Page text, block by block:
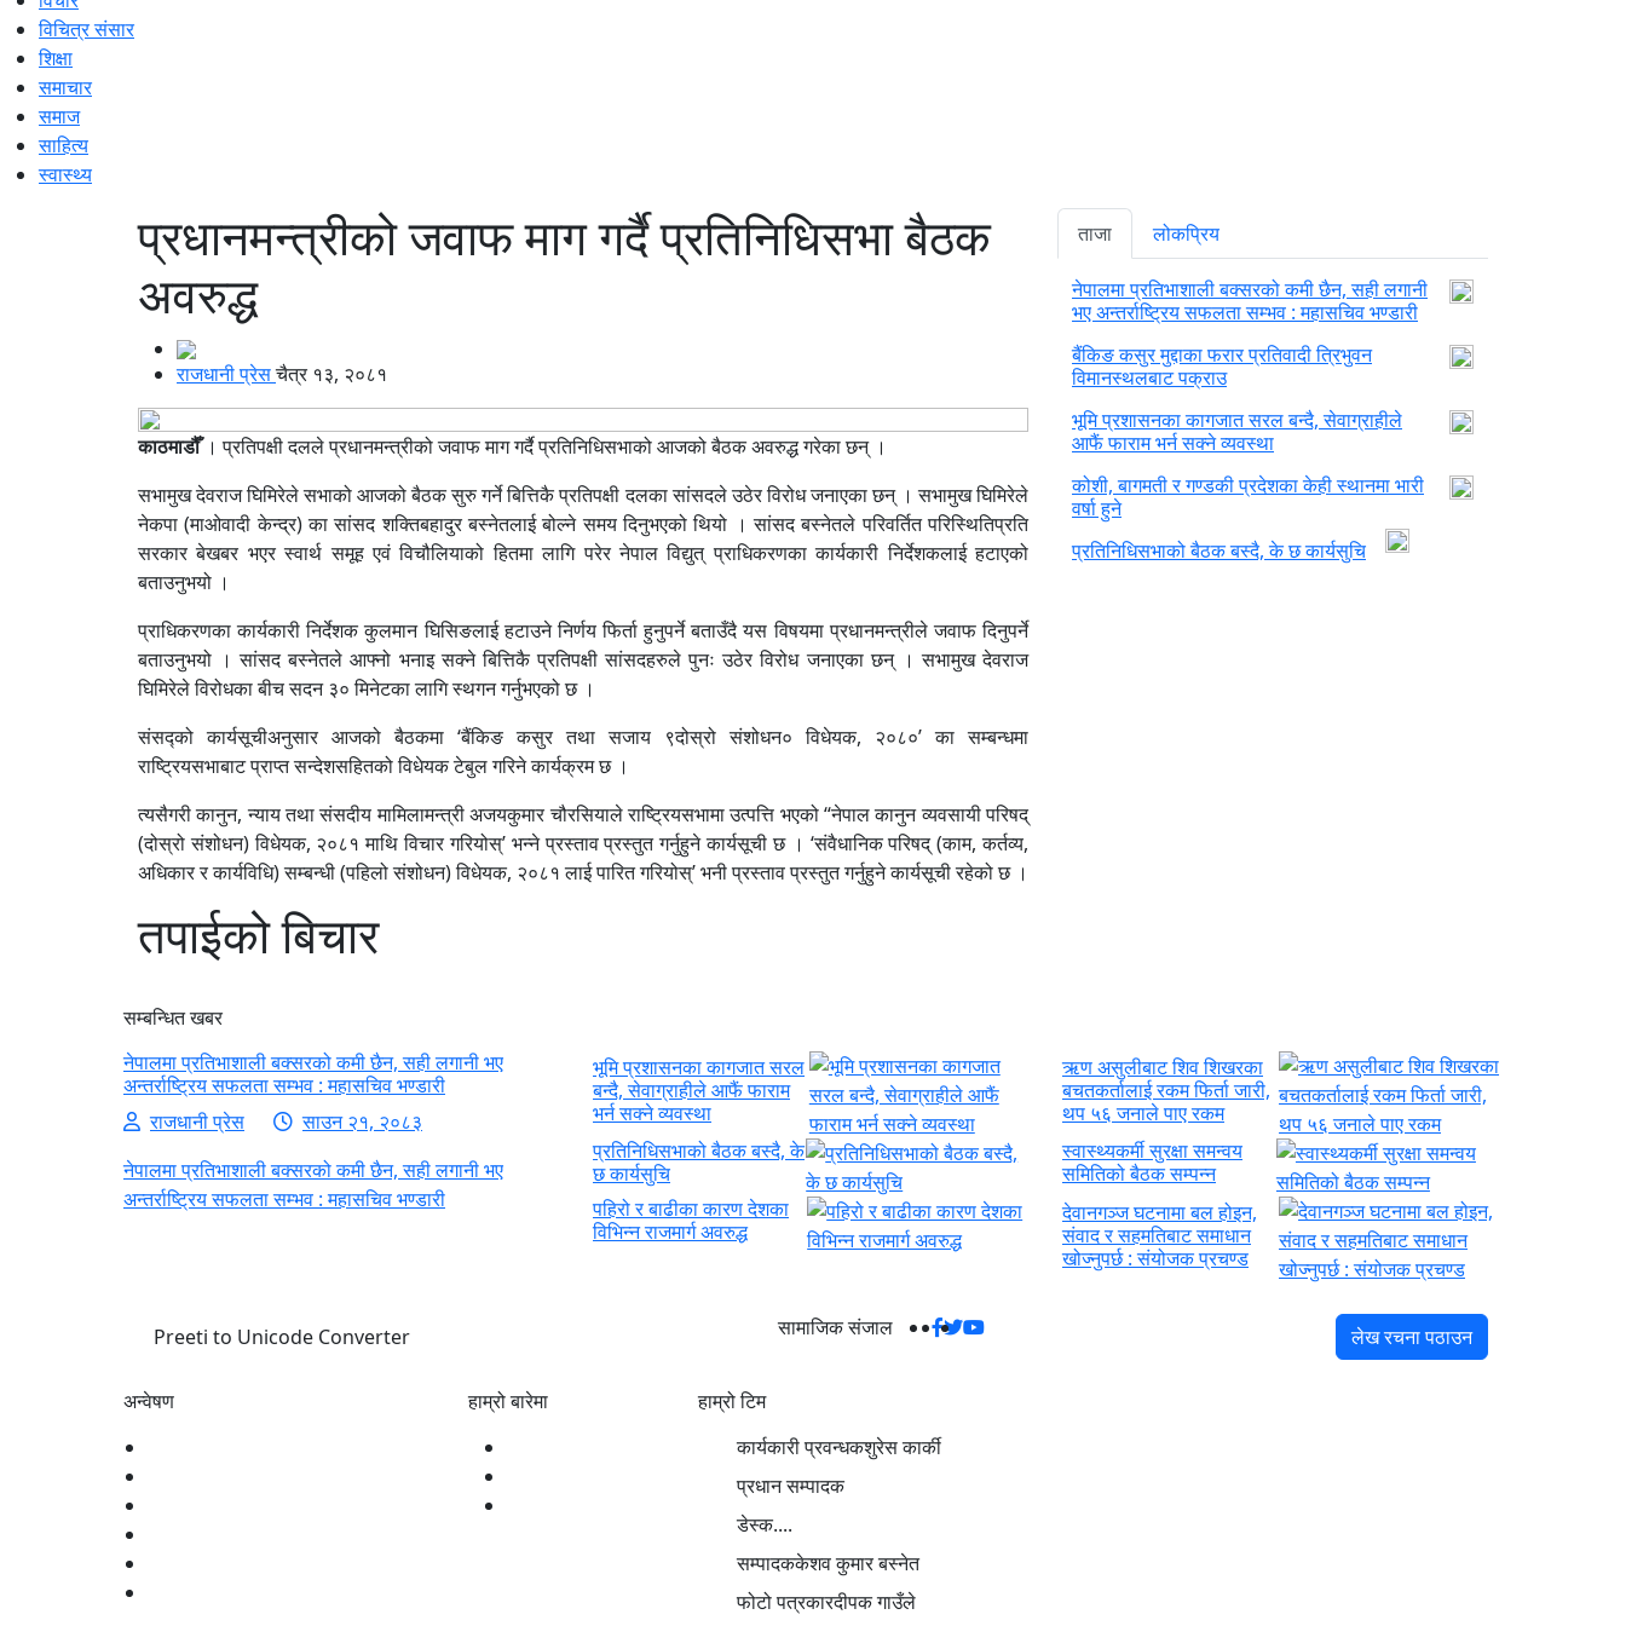
विचित्र संसार
शिक्षा
समाचार
समाज
साहित्य
स्वास्थ्य
प्रधानमन्त्रीको जवाफ माग गर्दै प्रतिनिधिसभा बैठक
अवरुद्ध
राजधानी प्रेसचैत्र १३, २०८१
काठमाडौँ। प्रतिपक्षी दलले प्रधानमन्त्रीको जवाफ माग गर्दै प्रतिनिधिसभाको आजको बैठक अवरुद्ध गरेका छन् ।
सभामुख देवराज घिमिरेले सभाको आजको बैठक सुरु गर्ने बित्तिकै प्रतिपक्षी दलका सांसदले उठेर विरोध जनाएका छन् । सभामुख घिमिरेले
नेकपा (माओवादी केन्द्र) का सांसद शक्तिबहादुर बस्नेतलाई बोल्ने समय दिनुभएको थियो । सांसद बस्नेतले परिवर्तित परिस्थितिप्रति
सरकार बेखबर भएर स्वार्थ समूह एवं विचौलियाको हितमा लागि परेर नेपाल विद्युत् प्राधिकरणका कार्यकारी निर्देशकलाई हटाएको
बताउनुभयो ।
प्राधिकरणका कार्यकारी निर्देशक कुलमान घिसिङलाई हटाउने निर्णय फिर्ता हुनुपर्ने बताउँदै यस विषयमा प्रधानमन्त्रीले जवाफ दिनुपर्ने
बताउनुभयो । सांसद बस्नेतले आफ्नो भनाइ सक्ने बित्तिकै प्रतिपक्षी सांसदहरुले पुनः उठेर विरोध जनाएका छन् । सभामुख देवराज
घिमिरेले विरोधका बीच सदन ३० मिनेटका लागि स्थगन गर्नुभएको छ ।
संसद्को कार्यसूचीअनुसार आजको बैठकमा ‘बैंकिङ कसुर तथा सजाय ९दोस्रो संशोधन० विधेयक, २०८०’ का सम्बन्धमा
राष्ट्रियसभाबाट प्राप्त सन्देशसहितको विधेयक टेबुल गरिने कार्यक्रम छ ।
त्यसैगरी कानुन, न्याय तथा संसदीय मामिलामन्त्री अजयकुमार चौरसियाले राष्ट्रियसभामा उत्पत्ति भएको “नेपाल कानुन व्यवसायी परिषद्
(दोस्रो संशोधन) विधेयक, २०८१ माथि विचार गरियोस्’ भन्ने प्रस्ताव प्रस्तुत गर्नुहुने कार्यसूची छ । ‘संवैधानिक परिषद् (काम, कर्तव्य,
अधिकार र कार्यविधि) सम्बन्धी (पहिलो संशोधन) विधेयक, २०८१ लाई पारित गरियोस्’ भनी प्रस्ताव प्रस्तुत गर्नुहुने कार्यसूची रहेको छ ।
तपाईको बिचार
ताजा लोकप्रिय
नेपालमा प्रतिभाशाली बक्सरको कमी छैन, सही लगानी
भए अन्तर्राष्ट्रिय सफलता सम्भव : महासचिव भण्डारी
बैंकिङ कसुर मुद्दाका फरार प्रतिवादी त्रिभुवन
विमानस्थलबाट पक्राउ
भूमि प्रशासनका कागजात सरल बन्दै, सेवाग्राहीले
आफैं फाराम भर्न सक्ने व्यवस्था
कोशी, बागमती र गण्डकी प्रदेशका केही स्थानमा भारी
वर्षा हुने
प्रतिनिधिसभाको बैठक बस्दै, के छ कार्यसुचि
सम्बन्धित खबर
नेपालमा प्रतिभाशाली बक्सरको कमी छैन, सही लगानी भए
अन्तर्राष्ट्रिय सफलता सम्भव : महासचिव भण्डारी
राजधानी प्रेस
साउन २१, २०८३
नेपालमा प्रतिभाशाली बक्सरको कमी छैन, सही लगानी भए
अन्तर्राष्ट्रिय सफलता सम्भव : महासचिव भण्डारी
भूमि प्रशासनका कागजात सरल
बन्दै, सेवाग्राहीले आफैं फाराम
भर्न सक्ने व्यवस्था
प्रतिनिधिसभाको बैठक बस्दै, के
छ कार्यसुचि
पहिरो र बाढीका कारण देशका
विभिन्न राजमार्ग अवरुद्ध
ऋण असुलीबाट शिव शिखरका
बचतकर्तालाई रकम फिर्ता जारी,
थप ५६ जनाले पाए रकम
स्वास्थ्यकर्मी सुरक्षा समन्वय
समितिको बैठक सम्पन्न
देवानगञ्ज घटनामा बल होइन,
संवाद र सहमतिबाट समाधान
खोज्नुपर्छ : संयोजक प्रचण्ड
Preeti to Unicode Converter सामाजिक संजाल लेख रचना पठाउन
अन्वेषण
हाम्रो बारेमा
हाम्रो टिम
कार्यकारी प्रवन्धकशुरेस कार्की
प्रधान सम्पादक
डेस्क....
सम्पादककेशव कुमार बस्नेत
फोटो पत्रकारदीपक गाउँले